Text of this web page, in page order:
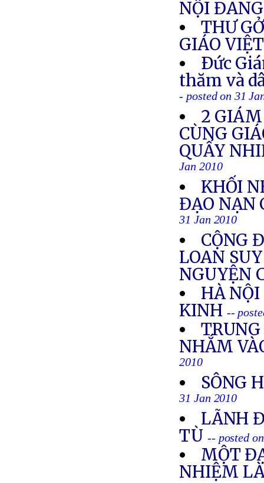
NỘI
THƯ
GIÁO
Ðức
thăm và
- posted on 31
2
CÙNG
QUẤY
Jan 2010
KHỐI
ĐẠO NẠN
31 Jan 2010
CỘNG
LOAN
NGUYỆN
HÀ NỘI
KINH --
NHẮM
2010
SÔNG
31 Jan 2010
LÃNH
TÙ -- posted
MỘT
NHIỆM